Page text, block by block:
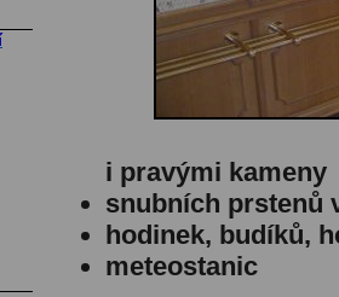
i pravými kameny
snubních prstenů
hodinek, budíků,
meteostanic